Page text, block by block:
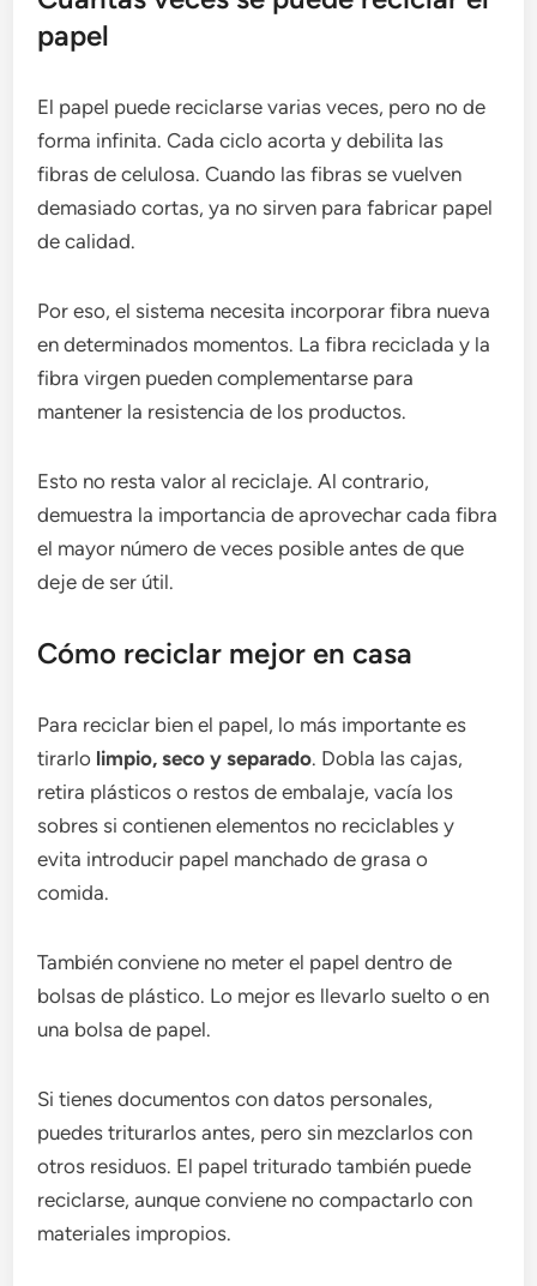
papel
El papel puede reciclarse varias veces, pero no de
forma infinita. Cada ciclo acorta y debilita las
fibras de celulosa. Cuando las fibras se vuelven
demasiado cortas, ya no sirven para fabricar papel
de calidad.
Por eso, el sistema necesita incorporar fibra nueva
en determinados momentos. La fibra reciclada y la
fibra virgen pueden complementarse para
mantener la resistencia de los productos.
Esto no resta valor al reciclaje. Al contrario,
demuestra la importancia de aprovechar cada fibra
el mayor número de veces posible antes de que
deje de ser útil.
Cómo reciclar mejor en casa
Para reciclar bien el papel, lo más importante es
tirarlo limpio, seco y separado. Dobla las cajas,
retira plásticos o restos de embalaje, vacía los
sobres si contienen elementos no reciclables y
evita introducir papel manchado de grasa o
comida.
También conviene no meter el papel dentro de
bolsas de plástico. Lo mejor es llevarlo suelto o en
una bolsa de papel.
Si tienes documentos con datos personales,
puedes triturarlos antes, pero sin mezclarlos con
otros residuos. El papel triturado también puede
reciclarse, aunque conviene no compactarlo con
materiales impropios.